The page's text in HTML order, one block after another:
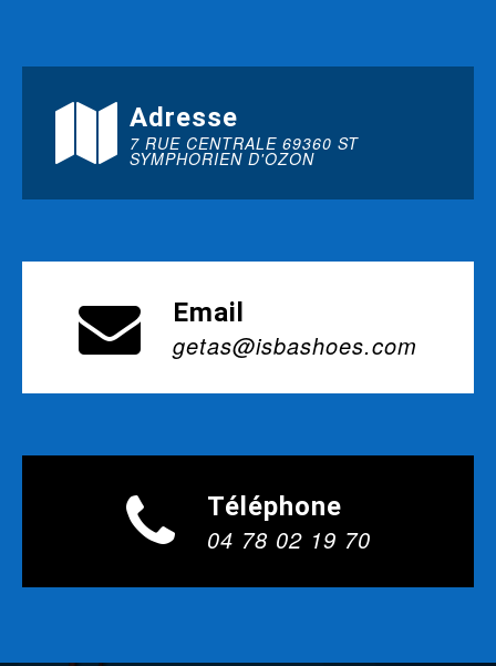
Adresse
7 RUE CENTRALE 69360 ST
SYMPHORIEN D'OZON
Email
getas@isbashoes.com
Téléphone
04 78 02 19 70